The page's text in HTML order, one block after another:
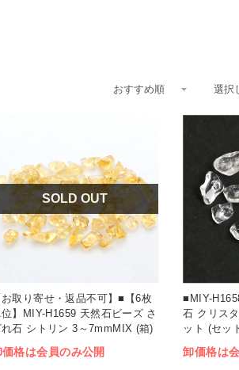
SOLD OUT
お取り寄せ・返品不可】■【6枚
】MIY-H1659 天然石ビーズ さ
れ石 シトリン 3～7mmMIX (箱)
価格は会員のみ公開
■MIY-
石 クリス
ット (セッ
卸価格は